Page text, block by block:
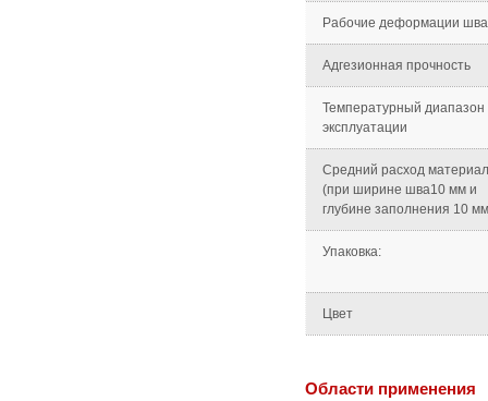
Рабочие деформации шва
Адгезионная прочность
Температурный диапазон
эксплуатации
Средний расход
(при ширине шва10 мм и
глубине заполнения 10
Упаковка:
Цвет
Области применения